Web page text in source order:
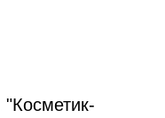
"Косметик-